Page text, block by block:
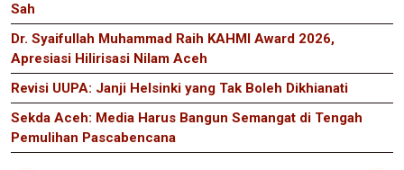
Sah
Dr. Syaifullah Muhammad Raih KAHMI Award 2026,
Apresiasi Hilirisasi Nilam Aceh
Revisi UUPA: Janji Helsinki yang Tak Boleh Dikhianati
Sekda Aceh: Media Harus Bangun Semangat di Tengah
Pemulihan Pascabencana